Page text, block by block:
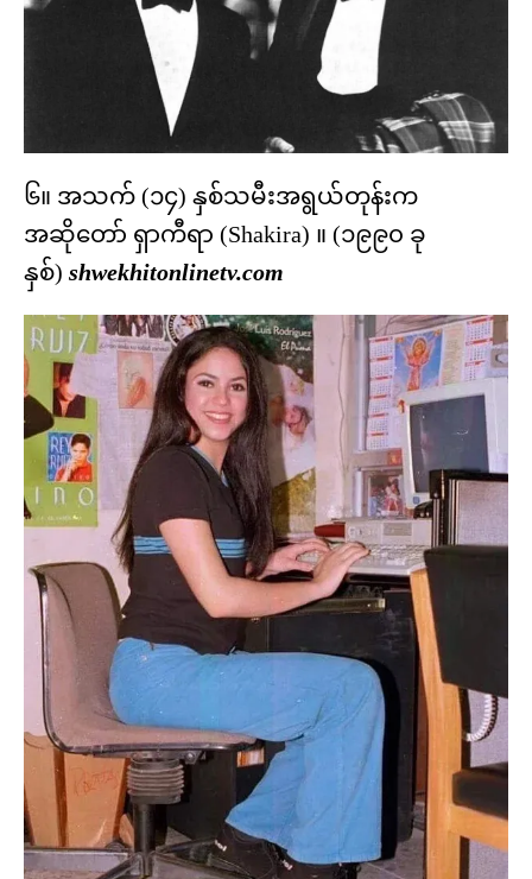
၆။ အသက် (၁၄) နှစ်သမီးအရွယ်တုန်းက
အဆိုတော် ရှာကီရာ (Shakira) ။ (၁၉၉၀ ခု
နှစ်) shwekhitonlinetv.com